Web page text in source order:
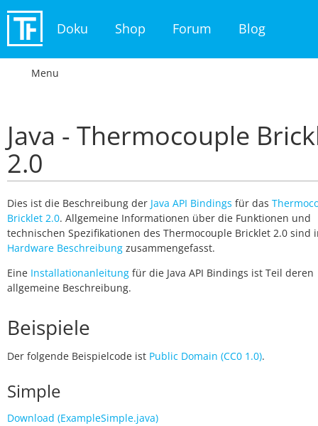
Doku Shop Forum Blog
Menu
Java - Thermocouple
2.0
Dies ist die Beschreibung der Java API Bindings für das
Bricklet 2.0. Allgemeine Informationen über die Funktionen und
technischen Spezifikationen des Thermocouple Bricklet 2.0 sind
Hardware Beschreibung zusammengefasst.
Eine Installationanleitung für die Java API Bindings ist Teil deren
allgemeine Beschreibung.
Beispiele
Der folgende Beispielcode ist Public Domain (CC0 1.0).
Simple
Download (ExampleSimple.java)